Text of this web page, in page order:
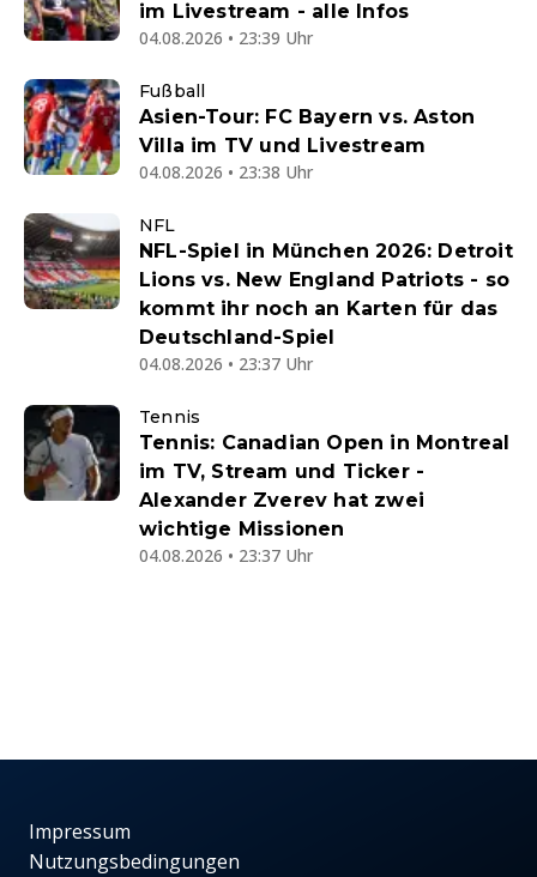
im Livestream - alle Infos
04.08.2026 • 23:39 Uhr
Fußball
Asien-Tour: FC Bayern vs. Aston
Villa im TV und Livestream
04.08.2026 • 23:38 Uhr
NFL
NFL-Spiel in München 2026: Detroit
Lions vs. New England Patriots - so
kommt ihr noch an Karten für das
Deutschland-Spiel
04.08.2026 • 23:37 Uhr
Tennis
Tennis: Canadian Open in Montreal
im TV, Stream und Ticker -
Alexander Zverev hat zwei
wichtige Missionen
04.08.2026 • 23:37 Uhr
Impressum
Nutzungsbedingungen